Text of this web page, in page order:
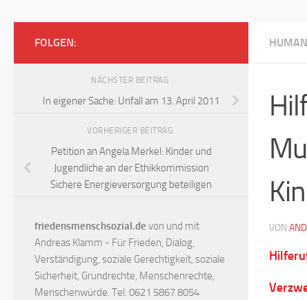
VON
FOLGEN:
NÄCHSTER BEITRAG
In eigener Sache: Unfall am 13. April 2011
VORHERIGER BEITRAG
Petition an Angela Merkel: Kinder und
Jugendliche an der Ethikkommission
Sichere Energieversorgung beteiligen
friedensmenschsozial.de von und mit
Andreas Klamm - Für Frieden, Dialog,
Verständigung, soziale Gerechtigkeit, soziale
Sicherheit, Grundrechte, Menschenrechte,
Menschenwürde. Tel. 0621 5867 8054